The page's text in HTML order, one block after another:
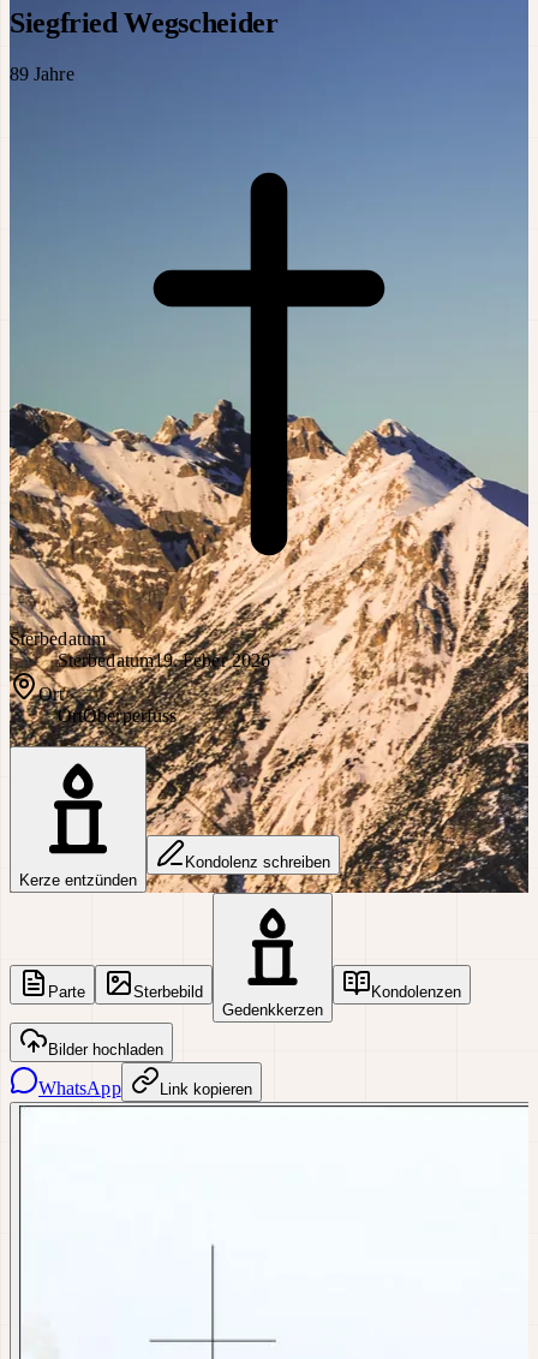
Siegfried Wegscheider
89 Jahre
Sterbedatum
Sterbedatum19. Feber 2026
Ort
OrtOberperfuss
Kerze entzünden
Kondolenz schreiben
Parte
Sterbebild
Gedenkkerzen
Kondolenzen
Bilder hochladen
WhatsApp Link kopieren